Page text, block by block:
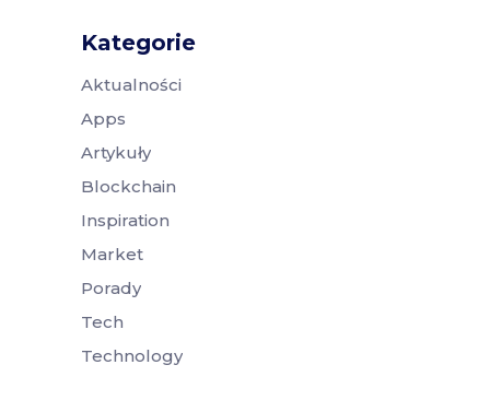
Kategorie
Aktualności
Apps
Artykuły
Blockchain
Inspiration
Market
Porady
Tech
Technology